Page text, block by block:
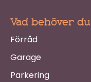
Vad behöver du
Förråd
Garage
Parkering